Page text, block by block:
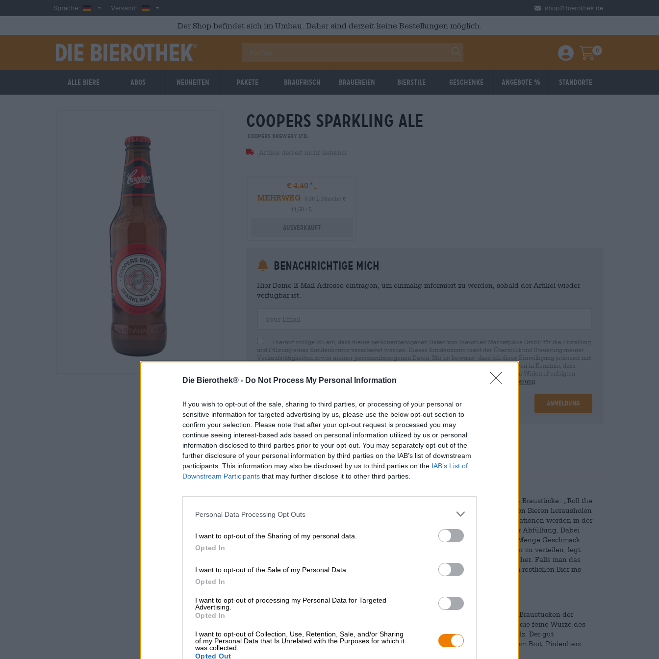
Die Bierothek® - Do Not Process My Personal Information
If you wish to opt-out of the sale, sharing to third parties, or processing of your personal or
sensitive information for targeted advertising by us, please use the below opt-out section to
confirm your selection. Please note that after your opt-out request is processed you may
continue seeing interest-based ads based on personal information utilized by us or personal
information disclosed to third parties prior to your opt-out. You may separately opt-out of the
further disclosure of your personal information by third parties on the IAB’s list of downstream
participants. This information may also be disclosed by us to third parties on the IAB’s List of
Downstream Participants that may further disclose it to other third parties.
Personal Data Processing Opt Outs
I want to opt-out of the Sharing of my personal data.
Opted In
I want to opt-out of the Sale of my Personal Data.
Opted In
I want to opt-out of processing my Personal Data for Targeted
Advertising.
Opted In
I want to opt-out of Collection, Use, Retention, Sale, and/or Sharing
of my Personal Data that Is Unrelated with the Purposes for which it
was collected.
Opted Out
Skip to main contentSprache: GermanVersand: Deutschland shop@bierothek.de
Der Shop befindet sich im Umbau. Daher sind derzeit keine Bestellungen möglich.
Einloggen / Anmelden
Warenkorb
0
Alle Biere Abos Neuheiten Pakete Braufrisch Brauereien Bierstile Geschenke Angebote % Standorte
coopers sparkling ale
Coopers Brewery Ltd.
Artikel derzeit nicht lieferbar
€ 4,40
MEHRWEG
0,38 L Flasche €
11,58 / L
Ausverkauft
Benachrichtige mich
Hier Deine E-Mail Adresse eintragen, um einmalig informiert zu werden, sobald der Artikel wieder
verfügbar ist.
Hiermit willige ich ein, dass meine personenbezogenen Daten von Bierothek Marketplace GmbH für die Erstellung
und Führung eines Kundenkontos verarbeitet werden. Dieses Kundenkonto dient der Übersicht und Steuerung meiner
Verkaufstätigkeiten sowie meiner personenbezogenen Daten. Mir ist bewusst, dass ich diese Einwilligung jederzeit mit
Wirkung für die Zukunft per E-Mail an shop@bierothek.de widerrufen kann. Wir setzen Sie davon in Kenntnis, dass
durch den Widerruf der Einwilligung die Rechtmäßigkeit der aufgrund der Einwilligung bis zum Widerruf erfolgten
Verarbeitung nicht berührt wird. Weitere Informationen finden Sie in unserer
Datenschutzerklärung
Anmeldung
* Preise inkl. gesetzlicher MwSt. zzgl.Versandkosten zzgl.Pfand€ 0,08
Beschreibung Infos Bewertungen (0)
Im Hause Coopers gibt es eine klare Anweisung für den Konsum ihrer herrlichen Braustücke: „Roll the
beer. Unlock the flavor“ ist der Tipp der Brauer, mit dem man das Meiste aus ihren Bieren herausholen
kann. Der Hinweis fußt auf der besonderen Brauweise der Coopers. Alle ihre Kreationen werden in der
Flasche oder Dose gereift und beenden den Prozess der Fermentierung nach der Abfüllung. Dabei
entsteht am Flaschen- oder Dosenboden eine Schicht Sediment, die eine ganze Menge Geschmack
enthält. Um in den Genuss dieses Aromas zu kommen und es gleichmäßig im Bier zu verteilen, legt
man die Flasche oder Dose auf den Tisch und rollt sie einige Male sanft hin und her. Falls man das
vergisst, kann man die Flasche wie beim Hefeweizen leicht schwenken und zum restlichen Bier ins
Nicht geschüttelt oder gerührt, gerollt.
Auch das Sparkling Ale sollte gerollt werden. Der Klassiker zählte zu den ersten Braustücken der
Brauerei Coopers und wurde erstmals im Jahr 1862 gebraut. Das Bier kombiniert die feine Würze des
brauereieigenen Hefestamms mit einer gelungenen Balance aus Hopfen und Malz. Der gut
karbonisierte Gerstensaft schmeckt nach Zitronengras, reifen Äpfeln, ofenfrischem Brot, Pinienharz